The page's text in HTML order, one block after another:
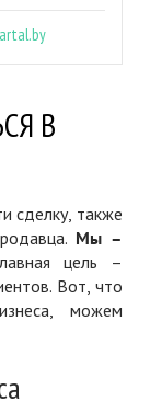
В
сделку, также
Мы –
цель –
Вот, что
можем